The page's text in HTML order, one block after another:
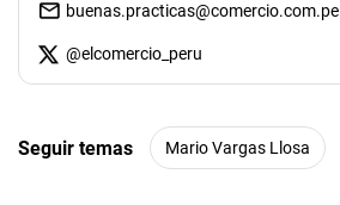
n
buenas.practicas@comercio.com.pe
@elcomercio_peru
Seguir temas Mario Vargas Llosa